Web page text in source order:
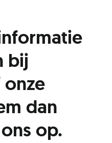
bij
dan
op.